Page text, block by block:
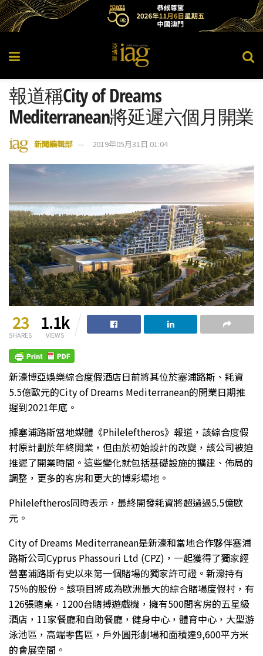
報道稱City of Dreams
Mediterranean將延遲六個月開業
新聞編輯部 2019年05月31日 01:04
23
SHARES
1.1k
VIEWS
新濠博亞娛樂綜合度假酒店日前將其位於塞浦路斯、耗資
5.5億歐元的City of Dreams Mediterranean的開業日期推
遲到2021年底。
據塞浦路斯當地媒體《Phileleftheros》報道，該綜合度假
村原計劃於年終開業，但由於初始設計的改變，該公司被迫
推遲了開業時間。這些變化就包括基礎設施的擴建、佈局的
調整，更多的客房和更大的博彩場地。
Phileleftheros同時表示，最終開發耗資將超過過5.5億歐
元。
City of Dreams Mediterranean是新濠和當地合作夥伴塞浦
路斯公司Cyprus Phassouri Ltd (CPZ)，一起獲得了獨家經
營塞浦路斯有史以來第一個賭場的獨家許可證。新濠持有
75％的股份。該項目將成為歐洲最大的綜合賭場度假村，有
126張賭桌，1200台賭搏遊戲機，擁有500間客房的五星級
酒店，11家餐廳和自助餐廳，健身中心，體育中心，大型游
泳池區，高端零售區，戶外圓形劇場和面積達9,600平方米
的會展空間。